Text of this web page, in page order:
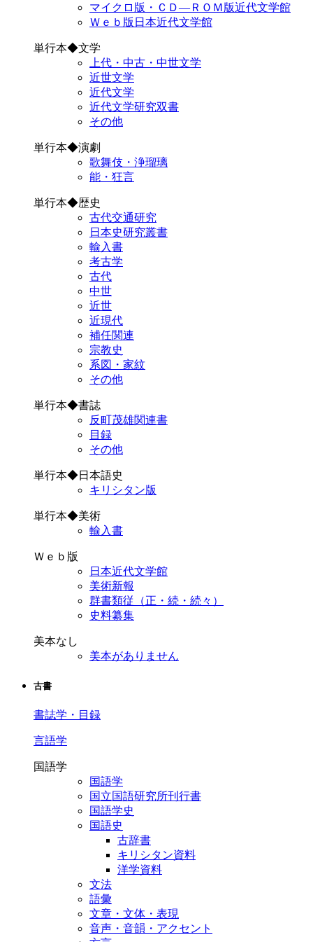
マイクロ版・ＣＤ―ＲＯＭ版近代文学館
Ｗｅｂ版日本近代文学館
単行本◆文学
上代・中古・中世文学
近世文学
近代文学
近代文学研究双書
その他
単行本◆演劇
歌舞伎・浄瑠璃
能・狂言
単行本◆歴史
古代交通研究
日本史研究叢書
輸入書
考古学
古代
中世
近世
近現代
補任関連
宗教史
系図・家紋
その他
単行本◆書誌
反町茂雄関連書
目録
その他
単行本◆日本語史
キリシタン版
単行本◆美術
輸入書
Ｗｅｂ版
日本近代文学館
美術新報
群書類従（正・続・続々）
史料纂集
美本なし
美本がありません
古書
書誌学・目録
言語学
国語学
国語学
国立国語研究所刊行書
国語学史
国語史
古辞書
キリシタン資料
洋学資料
文法
語彙
文章・文体・表現
音声・音韻・アクセント